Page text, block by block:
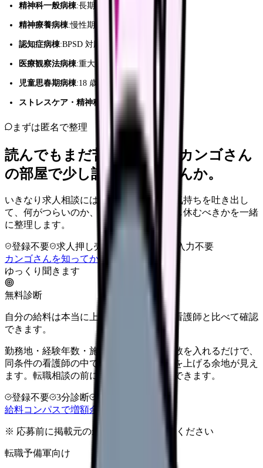
精神科一般病棟:長期入院患者
精神療養病棟:慢性期
認知症病棟:BPSD 対応
医療観察法病棟:重大事件触法患者
児童思春期病棟:18 歳未満
ストレスケア・精神科デイケア :外来中心
まずは匿名で整理
読んでもまだ苦しいなら、カンゴさん
の部屋で少し話してみませんか。
いきなり求人相談には進みません。今の気持ちを吐き出し
て、何がつらいのか、辞めるべきか、少し休むべきかを一緒
に整理します。
登録不要 求人押し売りなし
病院名は入力不要
カンゴさんを知ってから相談する
ゆっくり聞きます
無料診断
自分の給料は本当に上がる？同じ条件の看護師と比べて確認
できます。
勤務地・経験年数・施設タイプ・夜勤回数を入れるだけで、
同条件の看護師の中での現在地と、年収を上げる余地が見え
ます。転職相談の前に、まず数字で整理できます。
登録不要 3分診断
給料コンパスで増額余地を確認する
※ 応募前に掲載元の最新情報を確認してください
転職予備軍向け